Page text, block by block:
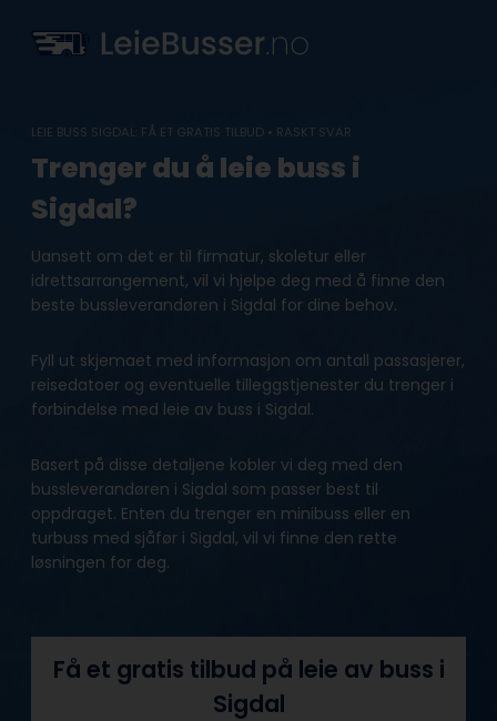
content
LEIE BUSS SIGDAL: FÅ ET GRATIS TILBUD • RASKT SVAR
Trenger du å leie buss i
Sigdal?
Uansett om det er til firmatur, skoletur eller
idrettsarrangement, vil vi hjelpe deg med å finne den
beste bussleverandøren i Sigdal for dine behov.
Fyll ut skjemaet med informasjon om antall passasjerer,
reisedatoer og eventuelle tilleggstjenester du trenger i
forbindelse med leie av buss i Sigdal.
Basert på disse detaljene kobler vi deg med den
bussleverandøren i Sigdal som passer best til
oppdraget. Enten du trenger en minibuss eller en
turbuss med sjåfør i Sigdal, vil vi finne den rette
løsningen for deg.
Få et gratis tilbud på leie av buss i
Sigdal